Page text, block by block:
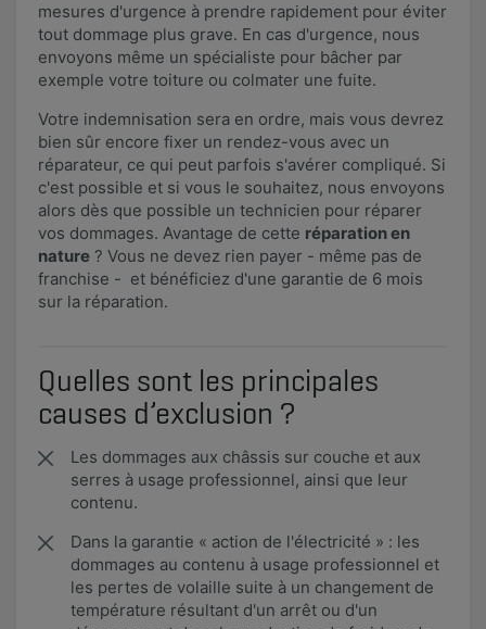
mesures d'urgence à prendre rapidement pour éviter
tout dommage plus grave. En cas d'urgence, nous
envoyons même un spécialiste pour bâcher par
exemple votre toiture ou colmater une fuite.
Votre indemnisation sera en ordre, mais vous devrez
bien sûr encore fixer un rendez-vous avec un
réparateur, ce qui peut parfois s'avérer compliqué. Si
c'est possible et si vous le souhaitez, nous envoyons
alors dès que possible un technicien pour réparer
vos dommages. Avantage de cette réparation en
nature ? Vous ne devez rien payer - même pas de
franchise - et bénéficiez d'une garantie de 6 mois
sur la réparation.
Quelles sont les principales
causes d’exclusion ?
Les dommages aux châssis sur couche et aux
serres à usage professionnel, ainsi que leur
contenu.
Dans la garantie « action de l'électricité » : les
dommages au contenu à usage professionnel et
les pertes de volaille suite à un changement de
température résultant d'un arrêt ou d'un